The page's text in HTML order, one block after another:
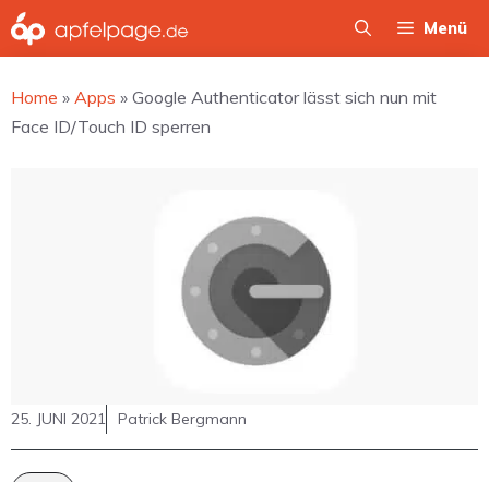
Zum
Inhalt
Menü
Home » Apps » Google Authenticator lässt sich nun mit
Face ID/Touch ID sperren
25. JUNI 2021 Patrick Bergmann